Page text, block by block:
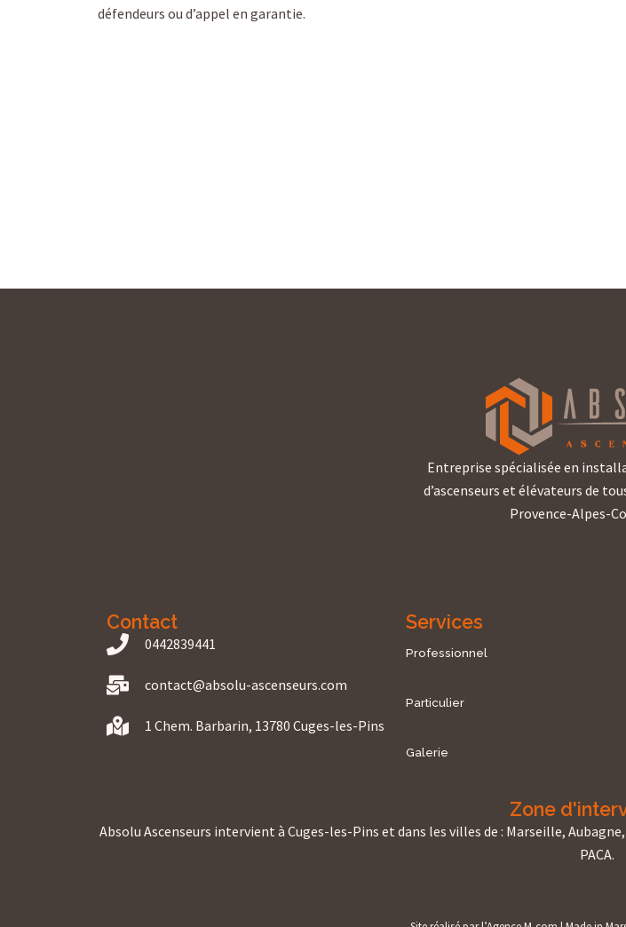
défendeurs ou d’appel en garantie.
Entreprise spécialisée en
d’ascenseurs et élévateurs de
Provence-Alpes-
Contact
0442839441
contact@absolu-ascenseurs.com
1 Chem. Barbarin, 13780 Cuges-les-Pins
Services
Professionnel
Particulier
Galerie
Zone
Absolu Ascenseurs intervient à Cuges-les-Pins et dans les villes de : Marseille,
PACA.